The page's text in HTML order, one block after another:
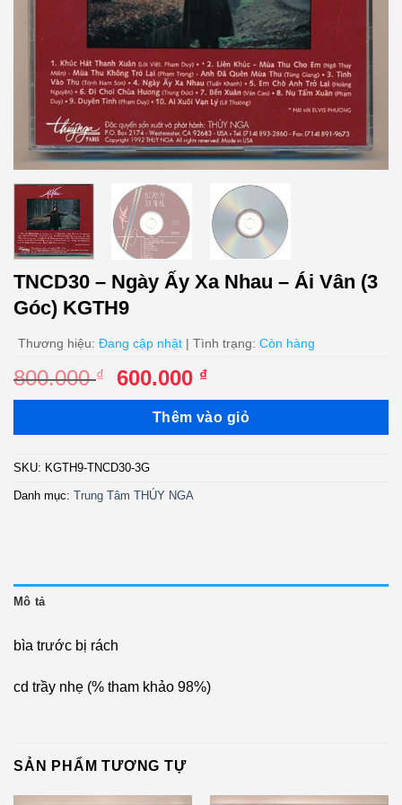
TNCD30 – Ngày Ấy Xa Nhau – Ái Vân (3
Góc) KGTH9
Thương hiệu: Đang cập nhật | Tình trạng: Còn hàng
800.000₫
Giá
gốc
800.000 ₫.
600.000 ₫Giá
hiện
tại
là:
Thêm vào giỏ
SKU: KGTH9-TNCD30-3G
Danh mục: Trung Tâm THÚY NGA
Mô tả
bìa trước bị rách
cd trầy nhẹ (% tham khảo 98%)
SẢN PHẨM TƯƠNG TỰ